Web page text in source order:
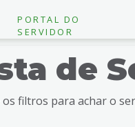
PORTAL DO
SERVIDOR
de
os filtros para achar o